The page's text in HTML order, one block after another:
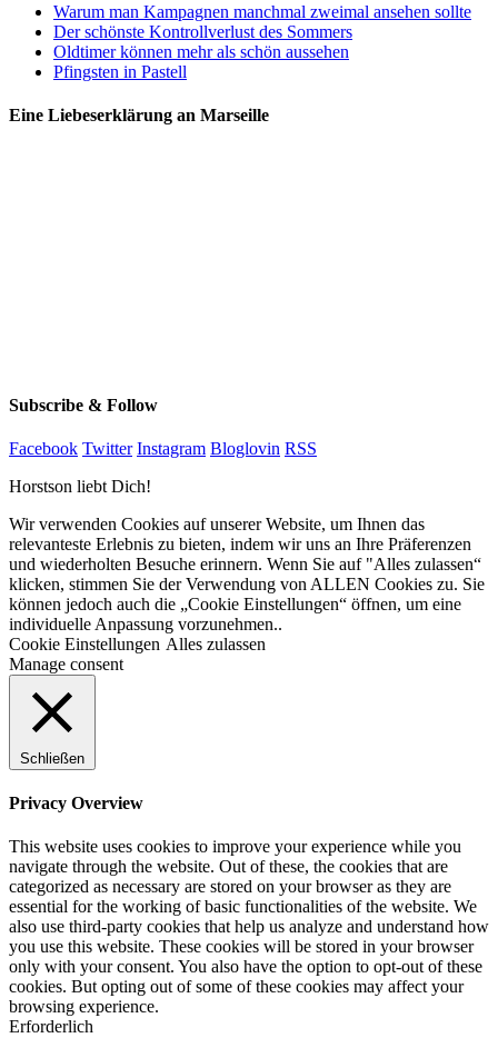
Warum man Kampagnen manchmal zweimal ansehen sollte
Der schönste Kontrollverlust des Sommers
Oldtimer können mehr als schön aussehen
Pfingsten in Pastell
Eine Liebeserklärung an Marseille
Subscribe & Follow
Facebook Twitter Instagram Bloglovin RSS
Horstson liebt Dich!
Wir verwenden Cookies auf unserer Website, um Ihnen das
relevanteste Erlebnis zu bieten, indem wir uns an Ihre Präferenzen
und wiederholten Besuche erinnern. Wenn Sie auf "Alles zulassen“
klicken, stimmen Sie der Verwendung von ALLEN Cookies zu. Sie
können jedoch auch die „Cookie Einstellungen“ öffnen, um eine
individuelle Anpassung vorzunehmen..
Cookie Einstellungen Alles zulassen
Manage consent
Schließen
Privacy Overview
This website uses cookies to improve your experience while you
navigate through the website. Out of these, the cookies that are
categorized as necessary are stored on your browser as they are
essential for the working of basic functionalities of the website. We
also use third-party cookies that help us analyze and understand how
you use this website. These cookies will be stored in your browser
only with your consent. You also have the option to opt-out of these
cookies. But opting out of some of these cookies may affect your
browsing experience.
Erforderlich